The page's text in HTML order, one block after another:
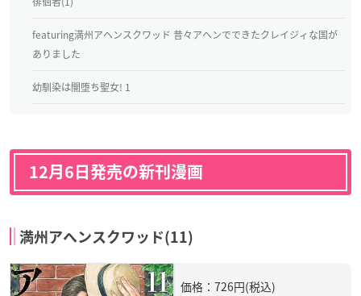
featuring満州アヘンスクワッド 昔々アヘンでできたクレイジィな国が
ありました
幼馴染は闇堕ち聖女! 1
12月6日発売の新刊漫画
満州アヘンスクワッド(11)
価格：726円(税込)